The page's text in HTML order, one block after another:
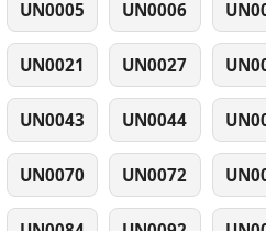
UN0005 UN0006
UN0021 UN0027
UN0043 UN0044
UN0070 UN0072